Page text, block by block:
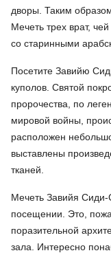
дворы. Таким
Мечеть трех врат,
со старинными
Посетите Завийю
куполов. Святой
пророчества, по
мировой войны,
расположен
выставлены
тканей.
Мечеть Завийя Сиди-
посещении. Это,
поразительной
зала. Интересно